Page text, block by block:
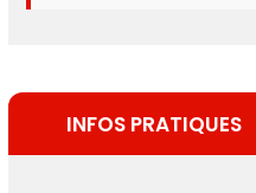
INFOS PRATIQUES